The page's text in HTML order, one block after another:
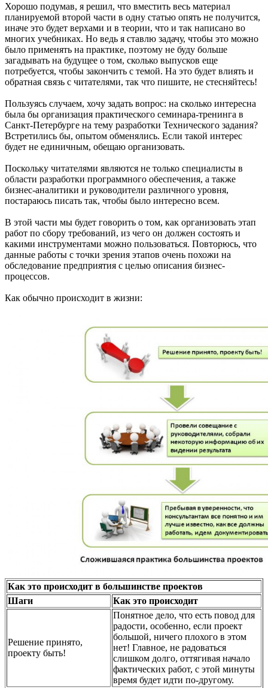
Хорошо подумав, я решил, что вместить весь материал
планируемой второй части в одну статью опять не получится,
иначе это будет верхами и в теории, что и так написано во
многих учебниках. Но ведь я ставлю задачу, чтобы это можно
было применять на практике, поэтому не буду больше
загадывать на будущее о том, сколько выпусков еще
потребуется, чтобы закончить с темой. На это будет влиять и
обратная связь с читателями, так что пишите, не стесняйтесь!
Пользуясь случаем, хочу задать вопрос: на сколько интересна
была бы организация практического семинара-тренинга в
Санкт-Петербурге на тему разработки Технического задания?
Встретились бы, опытом обменялись. Если такой интерес
будет не единичным, обещаю организовать.
Поскольку читателями являются не только специалисты в
области разработки программного обеспечения, а также
бизнес-аналитики и руководители различного уровня,
постараюсь писать так, чтобы было интересно всем.
В этой части мы будет говорить о том, как организовать этап
работ по сбору требований, из чего он должен состоять и
какими инструментами можно пользоваться. Повторюсь, что
данные работы с точки зрения этапов очень похожи на
обследование предприятия с целью описания бизнес-
процессов.
Как обычно происходит в жизни:
Как это происходит в большинстве проектов
Шаги
Как это происходит
Решение принято,
проекту быть!
Понятное дело, что есть повод для
радости, особенно, если проект
большой, ничего плохого в этом
нет! Главное, не радоваться
слишком долго, оттягивая начало
фактических работ, с этой минуты
время будет идти по-другому.